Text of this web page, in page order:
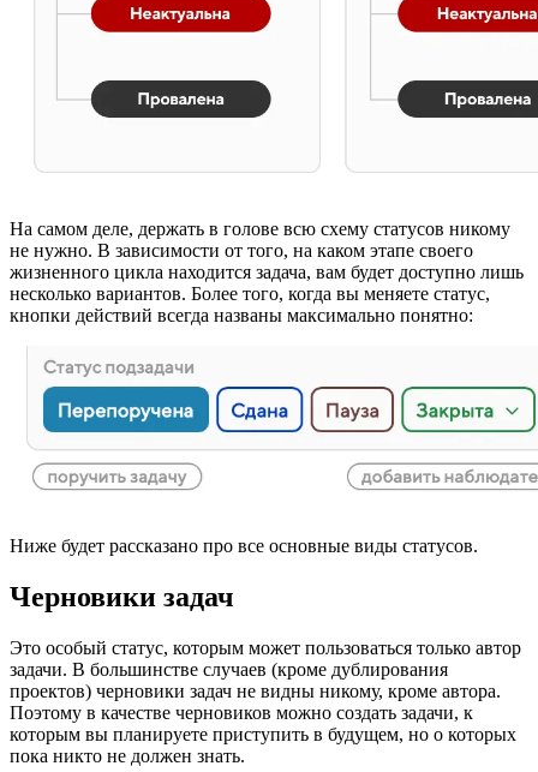
На самом деле, держать в голове всю схему статусов никому
не нужно. В зависимости от того, на каком этапе своего
жизненного цикла находится задача, вам будет доступно лишь
несколько вариантов. Более того, когда вы меняете статус,
кнопки действий всегда названы максимально понятно:
Ниже будет рассказано про все основные виды статусов.
Черновики задач
Это особый статус, которым может пользоваться только автор
задачи. В большинстве случаев (кроме дублирования
проектов) черновики задач не видны никому, кроме автора.
Поэтому в качестве черновиков можно создать задачи, к
которым вы планируете приступить в будущем, но о которых
пока никто не должен знать.